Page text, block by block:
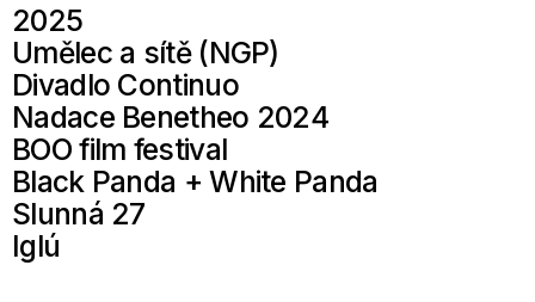
2025
Umělec a sítě (NGP)
Divadlo Continuo
Nadace Benetheo 2024
BOO film festival
Black Panda + White Panda
Slunná 27
Iglú